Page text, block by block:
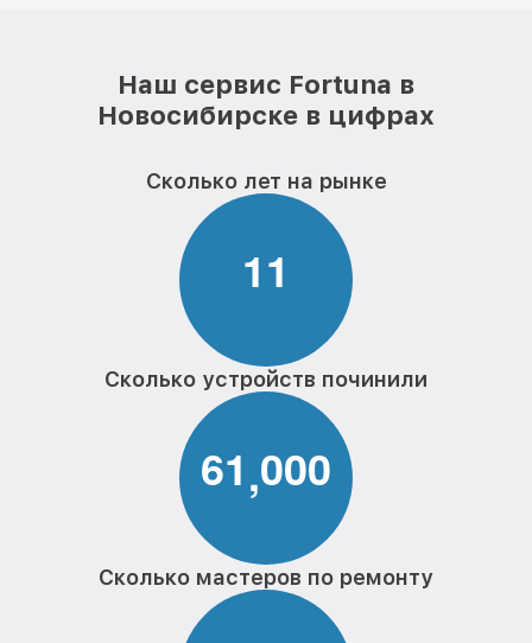
Наш сервис Fortuna в
Новосибирске в цифрах
Сколько лет на рынке
11
Сколько устройств починили
61,000
Сколько мастеров по ремонту